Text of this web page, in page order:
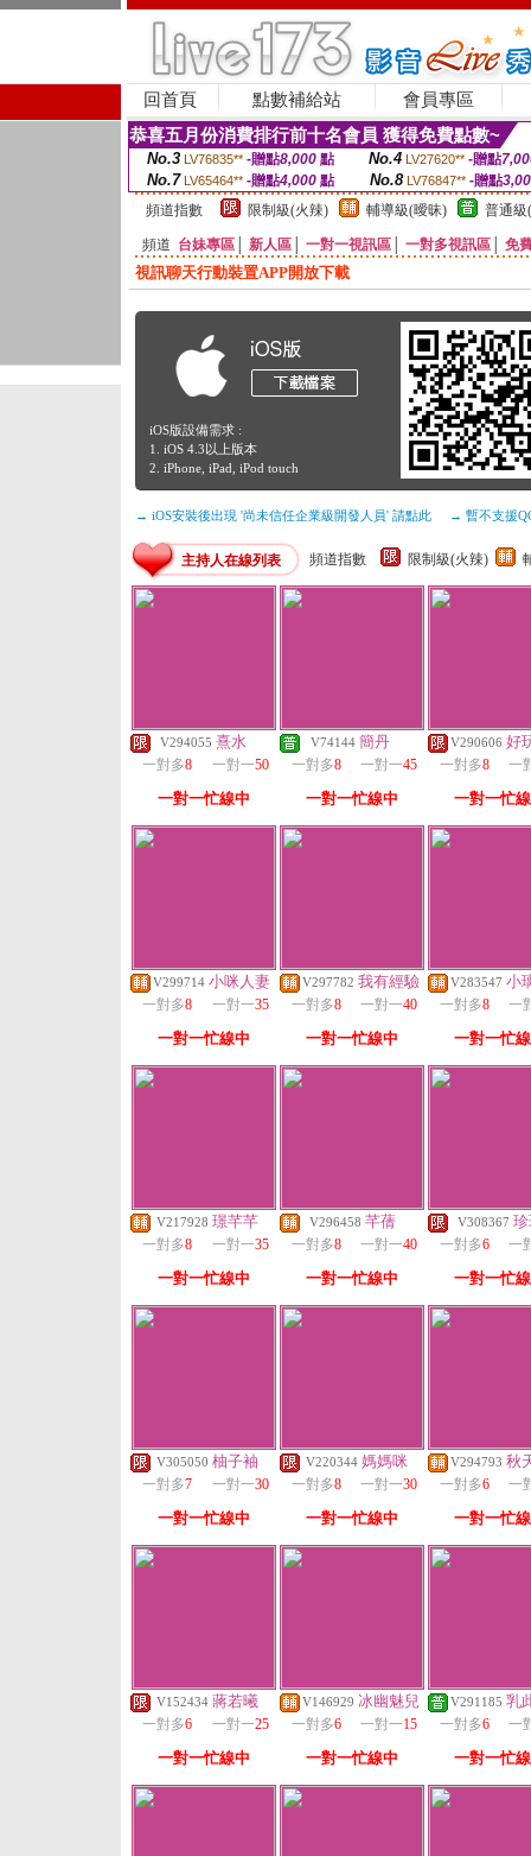
回首頁 點數補給站 會員專區
恭喜五月份消費排行前十名會員 獲得免費點數~
No.3 LV76835** -贈點8,000點 No.4 LV27620** -贈點
No.7 LV65464** -贈點4,000 點 No.8 LV76847** -贈點
頻道指數
限制級(火辣) 輔導級(曖昧) 普通級
頻道 台妹專區 新人區 一對一視訊區 一對多視訊區 免
視訊聊天行動裝置APP開放下載
iOS版設備需求 :
1. iOS 4.3以上版本
2. iPhone, iPad, iPod touch
→ iOS安裝後出現 '尚未信任企業級開發人員' 請點此 → 暫不支援
主持人在線列表 頻道指數 限制級(火辣)
V294055 熹水
一對多8 一對一50
一對一忙線中
V74144 簡丹
一對多8 一對一45
一對一忙線中
V290606 好
一對多8 一
一對一忙
V299714 小咪人妻
一對多8 一對一35
一對一忙線中
V297782 我有經驗
一對多8 一對一40
一對一忙線中
V283547 小
一對多8 一
一對一忙
V217928 璟芊芊
一對多8 一對一35
一對一忙線中
V296458 芊蒨
一對多8 一對一40
一對一忙線中
V308367
一對多6 一
一對一忙
V305050 柚子袖
一對多7 一對一30
一對一忙線中
V220344 媽媽咪
一對多8 一對一30
一對一忙線中
V294793 秋
一對多6 一
一對一忙
V152434 蔣若曦
一對多6 一對一25
一對一忙線中
V146929 冰幽魅兒
一對多6 一對一15
一對一忙線中
V291185 乳
一對多6 一
一對一忙